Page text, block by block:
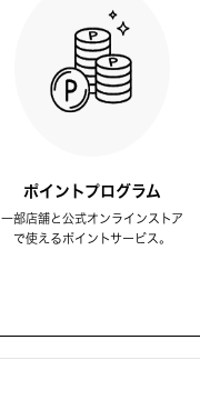
ポイントプログラム
一部店舗と公式オンラインストア
で使えるポイントサービス。